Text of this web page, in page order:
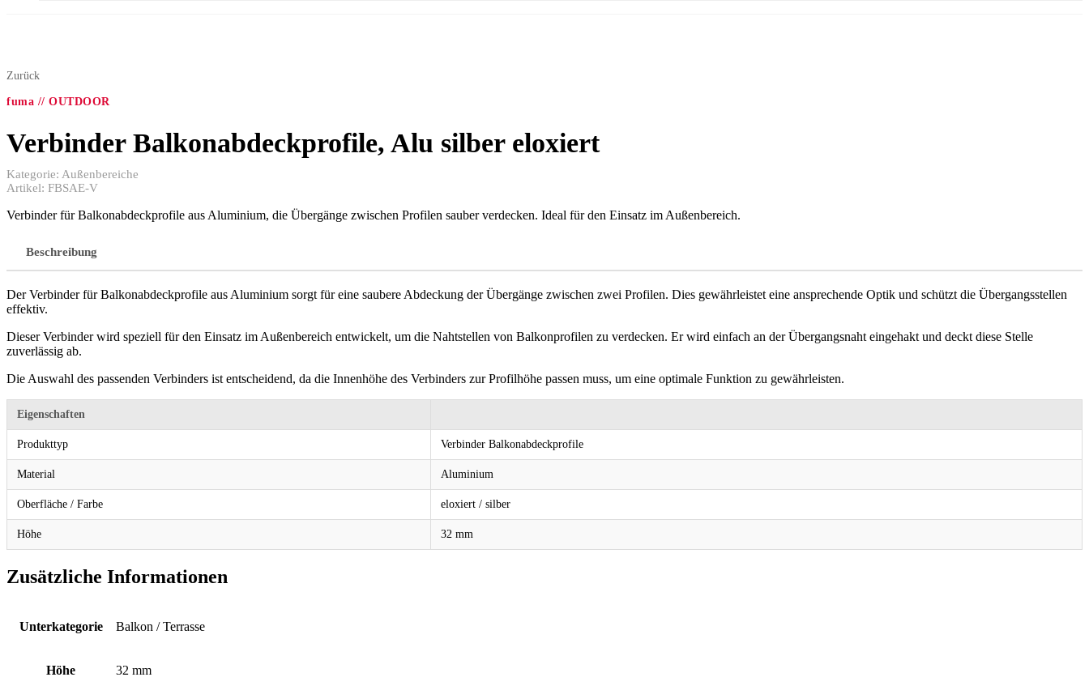
Zurück
fuma // OUTDOOR
Verbinder Balkonabdeckprofile, Alu silber eloxiert
Kategorie: Außenbereiche
Artikel: FBSAE-V
Verbinder für Balkonabdeckprofile aus Aluminium, die Übergänge zwischen Profilen sauber verdecken. Ideal für den Einsatz im Außenbereich.
Beschreibung
Der Verbinder für Balkonabdeckprofile aus Aluminium sorgt für eine saubere Abdeckung der Übergänge zwischen zwei Profilen. Dies gewährleistet eine ansprechende Optik und schützt die Übergangsstellen
effektiv.
Dieser Verbinder wird speziell für den Einsatz im Außenbereich entwickelt, um die Nahtstellen von Balkonprofilen zu verdecken. Er wird einfach an der Übergangsnaht eingehakt und deckt diese Stelle
zuverlässig ab.
Die Auswahl des passenden Verbinders ist entscheidend, da die Innenhöhe des Verbinders zur Profilhöhe passen muss, um eine optimale Funktion zu gewährleisten.
Eigenschaften
Produkttyp Verbinder Balkonabdeckprofile
Material Aluminium
Oberfläche / Farbe eloxiert / silber
Höhe 32 mm
Zusätzliche Informationen
Unterkategorie Balkon / Terrasse
Höhe 32 mm